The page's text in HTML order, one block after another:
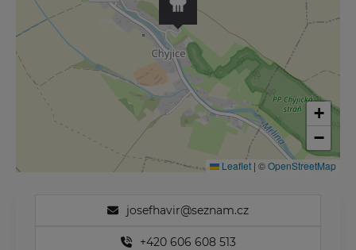
josefhavir@seznam.cz
+420 606 608 513
+
−
Leaflet | ©OpenStreetMap